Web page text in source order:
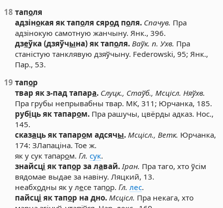
18 таполя
адзінокая як таполя сярод поля. Спачув. Пра
адзінокую самотную жанчыну. Янк., 396.
дзеўка (дзяўчына) як таполя. Ваўк. п. Ухв. Пра
станістую танклявую дзяўчыну. Federowski, 95; Янк.,
Пар., 53.
19 тапор
твар як з-пад тапара. Слуцк., Стаўб., Мсцісл. Няўхв.
Пра грубы непрывабны твар. МК, 311; Юрчанка, 185.
рубіць як тапаром. Пра рашучы, цвёрды адказ. Нос.,
145.
сказаць як тапаром адсячы. Мсцісл., Ветк. Юрчанка,
174: ЗЛапаціна. Тое ж.
як у сук тапаром.Гл. сук.
знайсці як тапор за лавай. Іран. Пра таго, хто ўсім
вядомае выдае за навіну. Ляцкий, 13.
неабходны як у лесе тапор.Гл. лес.
пайсці як тапор на дно. Мсцісл. Пра некага, хто